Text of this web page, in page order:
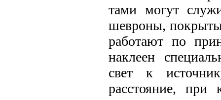
тами могут
шевроны,
работают по
наклеен
свет к
расстояние, при